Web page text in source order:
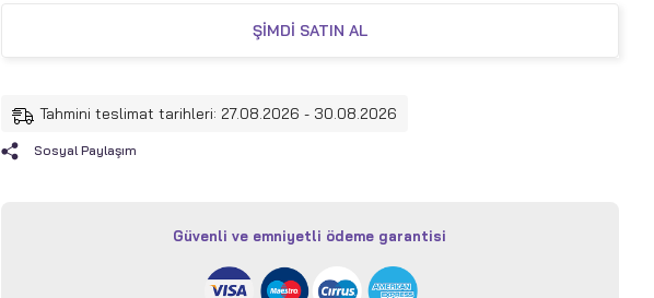
ŞIMDI SATIN AL
Tahmini teslimat tarihleri: 27.08.2026 - 30.08.2026
Sosyal Paylaşım
Güvenli ve emniyetli ödeme garantisi